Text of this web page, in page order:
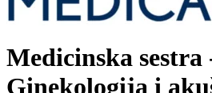
Medicinska sestra
Ginekologija i